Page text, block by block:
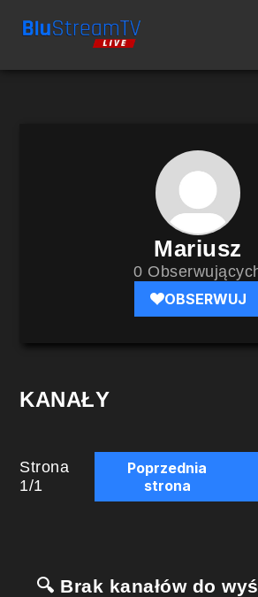
Mariusz
0
OBSERWUJ
KANAŁY
Strona
1/1
Poprzednia
strona
🔍 Brak kanałów do